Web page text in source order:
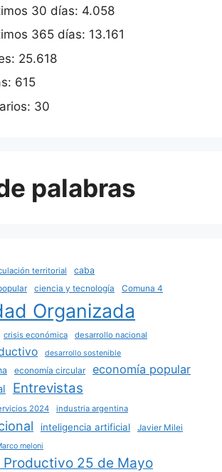
30 días: 4.058
365 días: 13.161
25.618
615
30
palabras
territorial
caba
ciencia y tecnología Comuna 4
Organizada
crisis económica desarrollo nacional
desarrollo sostenible
economía circular economía popular
Entrevistas
2024 industria argentina
inteligencia artificial Javier Milei
meloni
25 de Mayo